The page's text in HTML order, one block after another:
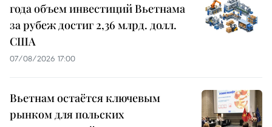
года объем инвестиций Вьетнама
за рубеж достиг 2,36 млрд. долл.
США
07/08/2026 17:00
Вьетнам остаётся ключевым
рынком для польских